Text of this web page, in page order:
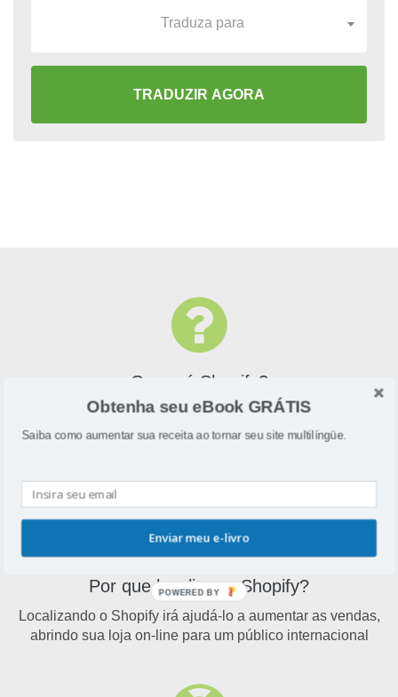
Traduza para
TRADUZIR AGORA
O que é Shopify?
Shopify é uma solução de eCommerce que permite que
você configure uma loja para vender seus produtos on-
Por que localizar o Shopify?
Localizando o Shopify irá ajudá-lo a aumentar as vendas,
abrindo sua loja on-line para um público internacional
Obtenha seu eBook GRÁTIS
Saiba como aumentar sua receita ao tornar seu site multilíngüe.
Enviar meu e-livro
POWERED BY